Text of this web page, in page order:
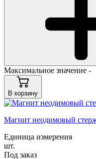
Максимальное значение -
В корзину
Магнит неодимовый
Единица измерения
шт.
Под заказ